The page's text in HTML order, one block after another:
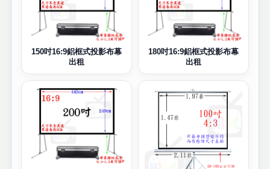
150吋16:9鋁框式投影布幕
出租
180吋16:9鋁框式投影布幕
出租